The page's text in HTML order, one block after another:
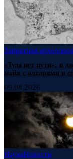
Запретная
«Туда нет пути»: в
майя с алтарями и
09.08.2026
НаукаНовости